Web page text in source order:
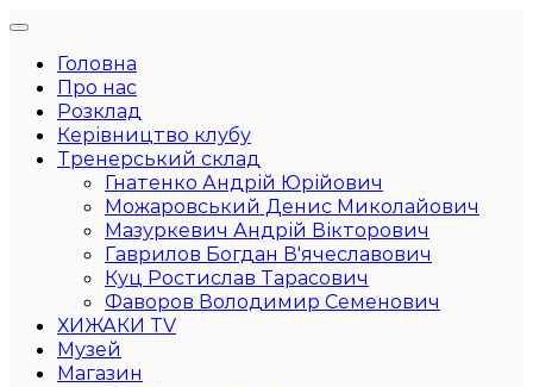
Головна
Про нас
Розклад
Керівництво клубу
Тренерський склад
Гнатенко Андрій Юрійович
Можаровський Денис Миколайович
Мазуркевич Андрій Вікторович
Гаврилов Богдан В'ячеславович
Куц Ростислав Тарасович
Фаворов Володимир Семенович
ХИЖАКИ TV
Музей
Магазин